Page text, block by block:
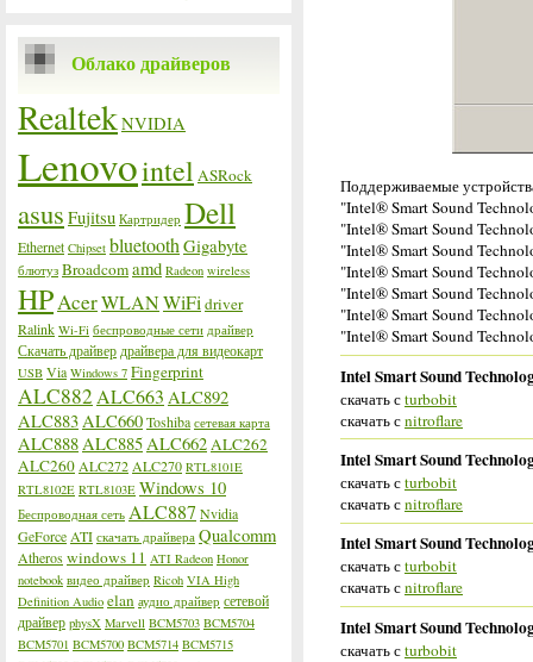
Облако драйверов
RealtekNVIDIA
Lenovointel ASRock
asus Fujitsu Картридер Dell
Ethernet Chipset bluetooth Gigabyte
блютуз Broadcomamd Radeon wireless
HPAcerWLANWiFi driver
Ralink Wi-Fi беспроводные сети драйвер
Скачать драйвер драйвера для видеокарт
USB Via Windows 7 Fingerprint
ALC882 ALC663 ALC892
ALC883ALC660Toshiba сетевая карта
ALC888ALC885ALC662ALC262
ALC260 ALC272 ALC270 RTL8101E
RTL8102E RTL8103E Windows 10
Беспроводная сеть ALC887 Nvidia
GeForce ATI скачать драйвера Qualcomm
Atheroswindows 11 ATI Radeon Honor
notebook видео драйвер Ricoh VIA High
Definition Audio elan аудио драйвер сетевой
драйвер physX Marvell BCM5703 BCM5704
BCM5701 BCM5700 BCM5714 BCM5715
Поддерживаемые
"Intel® Smart Sound
"Intel® Smart Sound
"Intel® Smart Sound
"Intel® Smart Sound
"Intel® Smart Sound
"Intel® Smart Sound
"Intel® Smart Sound
Intel Smart Sound
скачать сturbobit
скачать сnitroflare
Intel Smart Sound
скачать сturbobit
скачать сnitroflare
Intel Smart Sound
скачать сturbobit
скачать сnitroflare
Intel Smart Sound
скачать сturbobit